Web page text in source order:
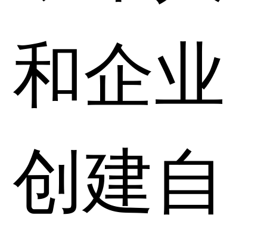
和企业
创建自